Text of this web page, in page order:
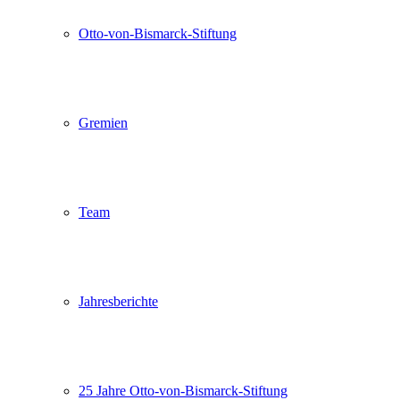
Otto-von-Bismarck-Stiftung
Gremien
Team
Jahresberichte
25 Jahre Otto-von-Bismarck-Stiftung